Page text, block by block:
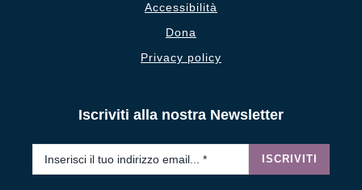
Accessibilità
Dona
Privacy policy
Iscriviti alla nostra Newsletter
ISCRIVITI